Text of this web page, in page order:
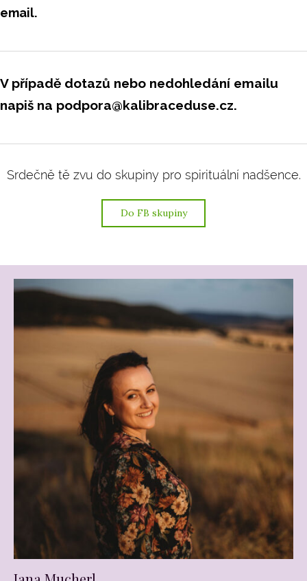
email.
V případě dotazů nebo nedohledání emailu
napiš na podpora@kalibraceduse.cz.
Srdečně tě zvu do skupiny pro spirituální nadšence.
Do FB skupiny